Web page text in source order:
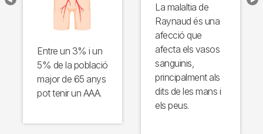
Entre un 3% i un
5% de la població
major de 65 anys
pot tenir un AAA.
La malaltia de
Raynaud és una
afecció que
afecta els vasos
sanguinis,
principalment als
dits de les mans i
els peus.